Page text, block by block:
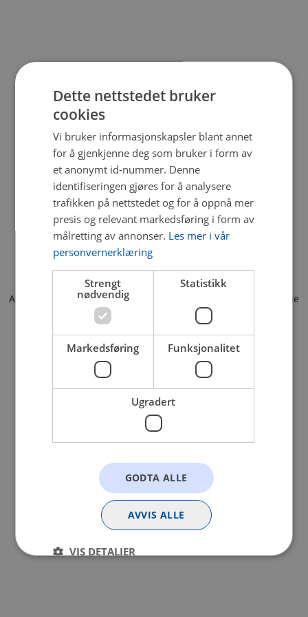
Application error: a client-side exception has occurred (see the
browser console for more information).
Dette nettstedet bruker
cookies
Vi bruker informasjonskapsler blant annet
for å gjenkjenne deg som bruker i form av
et anonymt id-nummer. Denne
identifiseringen gjøres for å analysere
trafikken på nettstedet og for å oppnå mer
presis og relevant markedsføring i form av
målretting av annonser. Les mer i vår
personvernerklæring
Strengt
nødvendig
Statistikk
Markedsføring Funksjonalitet
Ugradert
GODTA ALLE
AVVIS ALLE
VIS DETALJER